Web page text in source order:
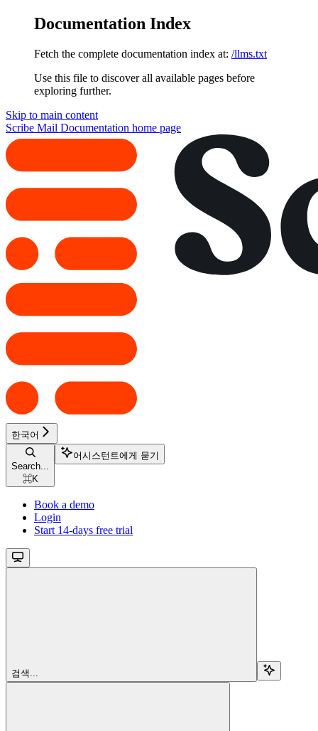
Documentation Index
Fetch the complete documentation index at: /llms.txt
Use this file to discover all available pages before
exploring further.
Skip to main content
Scribe Mail Documentation home page
한국어
Search...
⌘K
어시스턴트에게 묻기
Book a demo
Login
Start 14-days free trial
검색...